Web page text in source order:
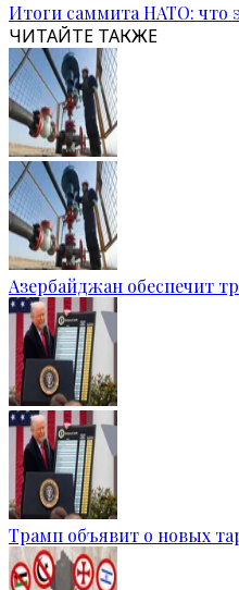
Итоги саммита НАТО: что
ЧИТАЙТЕ ТАКЖЕ
Азербайджан обеспечит
Трамп объявит о новых